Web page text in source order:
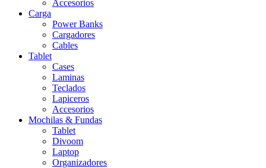
Accesorios
Carga
Power Banks
Cargadores
Cables
Tablet
Cases
Laminas
Teclados
Lapiceros
Accesorios
Mochilas & Fundas
Tablet
Divoom
Laptop
Organizadores